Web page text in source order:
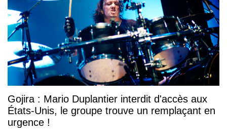
Gojira : Mario Duplantier interdit d'accès aux
États-Unis, le groupe trouve un remplaçant en
urgence !